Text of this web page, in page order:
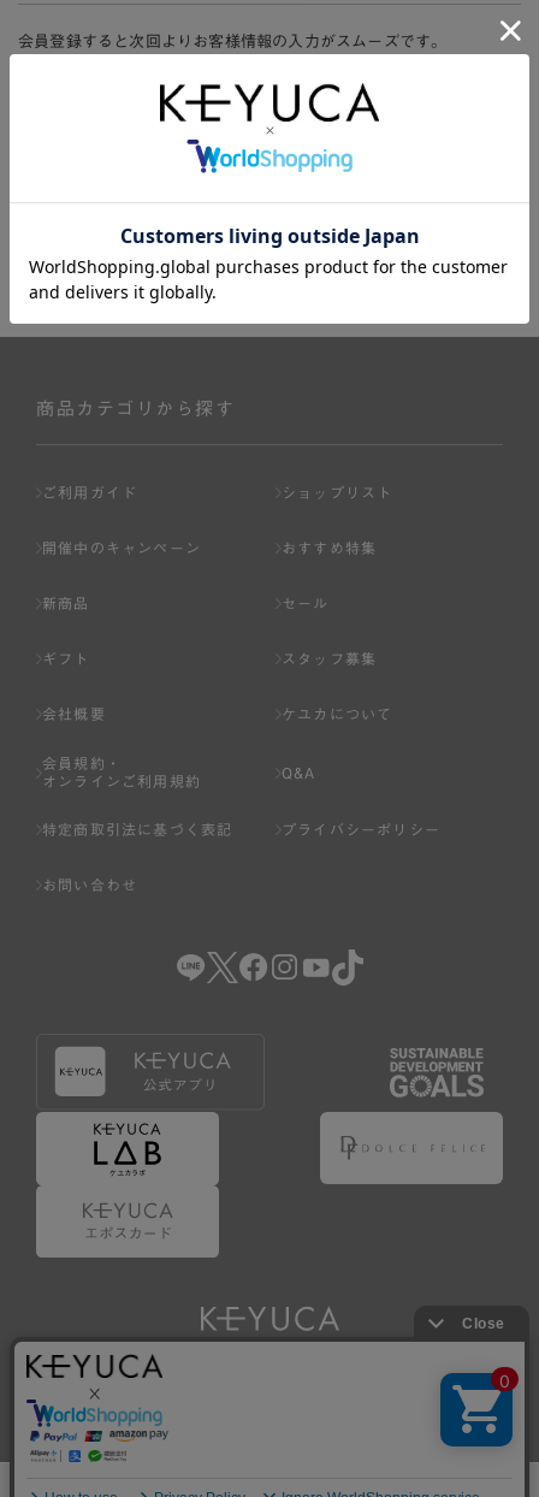
会員登録すると次回よりお客様情報の入力がスムーズです。
ージ、購入履歴をご利用いただけます。
商品カテゴリから探す
ご利用ガイド ショップリスト
開催中のキャンペーン おすすめ特集
新商品 セール
ギフト スタッフ募集
会社概要 ケユカについて
会員規約・
オンラインご利用規約
Q&A
特定商取引法に基づく表記 プライバシーポリシー
お問い合わせ
Copyright © KAWAJUN Co., Ltd. All Rights Reserved.